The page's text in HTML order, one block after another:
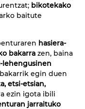
bikotekako
baitute
hasiera-
bakarra zen, baina
lehengusinen
egin duen
etsi-etsian,
ezin igota ibili
jarraituko